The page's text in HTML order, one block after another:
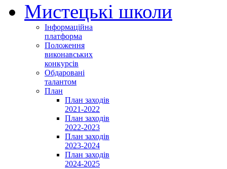
Мистецькі школи
Інформаційна
платформа
Положення
виконавських
конкурсів
Обдаровані
талантом
План
План заходів
2021-2022
План заходів
2022-2023
План заходів
2023-2024
План заходів
2024-2025